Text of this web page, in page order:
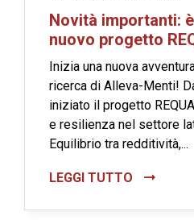
Novità importanti:
nuovo progetto
Inizia una nuova
ricerca di Alleva-Menti!
iniziato il progetto
e resilienza nel settore
Equilibrio tra redditività,...
LEGGI TUTTO